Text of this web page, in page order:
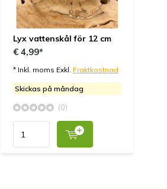
Lyx vattenskål för 12 cm
€ 4,99*
* Inkl. moms Exkl. Fraktkostnad
Skickas på måndag
(0)